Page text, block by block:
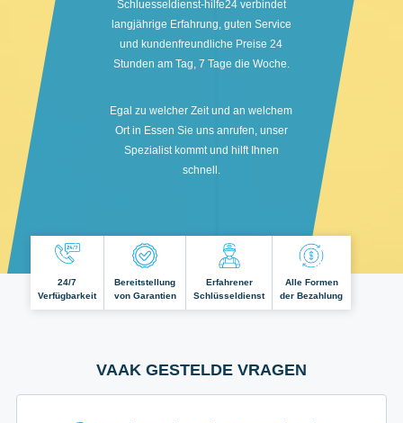
Schluesseldienst-hilfe24 verbindet
langjährige Erfahrung, guten Service
und kundenfreundliche Preise 24
Stunden am Tag, 7 Tage die Woche.
Egal zu welcher Zeit und an welchem
Ort in Essen Sie uns anrufen, unser
Spezialist kommt und hilft Ihnen
schnell.
24/7
Verfügbarkeit
Bereitstellung
von Garantien
Erfahrener
Schlüsseldienst
Alle Formen
der Bezahlung
VAAK GESTELDE VRAGEN